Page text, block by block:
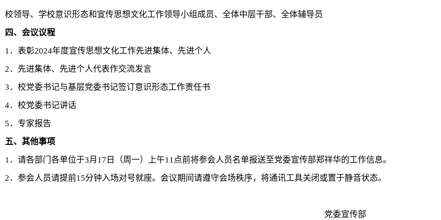
校领导、学校意识形态和宣传思想文化工作领导小组成员、全体中层干部、全体辅导员
四、会议议程
1．表彰2024年度宣传思想文化工作先进集体、先进个人
2．先进集体、先进个人代表作交流发言
3．校党委书记与基层党委书记签订意识形态工作责任书
4．校党委书记讲话
5．专家报告
五、其他事项
1．请各部门各单位于3月17日（周一）上午11点前将参会人员名单报送至党委宣传部郑祥华的工作信息。
2．参会人员请提前15分钟入场对号就座。会议期间请遵守会场秩序，将通讯工具关闭或置于静音状态。
党委宣传部